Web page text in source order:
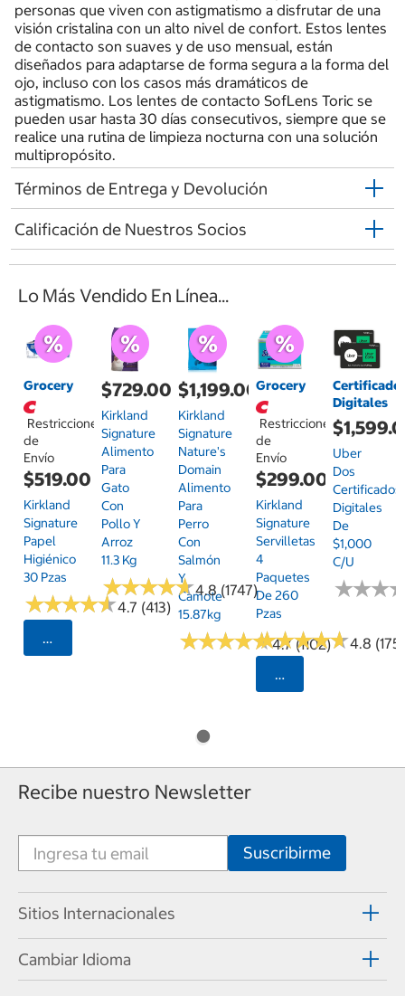
personas que viven con astigmatismo a disfrutar de una
visión cristalina con un alto nivel de confort. Estos lentes
de contacto son suaves y de uso mensual, están
diseñados para adaptarse de forma segura a la forma del
ojo, incluso con los casos más dramáticos de
astigmatismo. Los lentes de contacto SofLens Toric se
pueden usar hasta 30 días consecutivos, siempre que se
realice una rutina de limpieza nocturna con una solución
multipropósito.
Términos de Entrega y Devolución
Calificación de Nuestros Socios
Lo Más Vendido En Línea...
Grocery
Restricciones
de
Envío
$519.00
Kirkland
Signature
Papel
Higiénico
30 Pzas
★★★★★
★★★★★4.7 (413)
Seleccionar Código Postal
$729.00
Kirkland
Signature
Alimento
Para
Gato
Con
Pollo Y
Arroz
11.3 Kg
★★★★★
★★★★★4.8 (1747)
$1,199.00
Kirkland
Signature
Nature's
Domain
Alimento
Para
Perro
Con
Salmón
Y
Camote
15.87kg
★★★★★
★★★★★4.7 (1102)
Grocery
Restricciones
de
Envío
$299.00
Kirkland
Signature
Servilletas
4
Paquetes
De 260
Pzas
★★★★★
★★★★★4.8 (175)
Seleccionar
Digitales
Uber
Dos
Certificados
Digitales
De
$1,000
C/u
★★★
★★★
Recibe nuestro Newsletter
Sitios Internacionales
Cambiar Idioma